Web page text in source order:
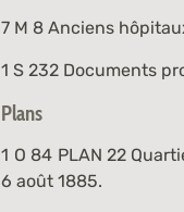
7 M 8 Anciens
1 S 232 Documents
Plans
1 O 84 PLAN 22
6 août 1885.